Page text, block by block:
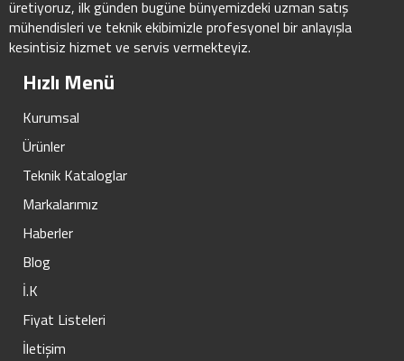
üretiyoruz, ilk günden bugüne bünyemizdeki uzman satış
mühendisleri ve teknik ekibimizle profesyonel bir anlayışla
kesintisiz hizmet ve servis vermekteyiz.
Hızlı Menü
Kurumsal
Ürünler
Teknik Kataloglar
Markalarımız
Haberler
Blog
İ.K
Fiyat Listeleri
İletişim